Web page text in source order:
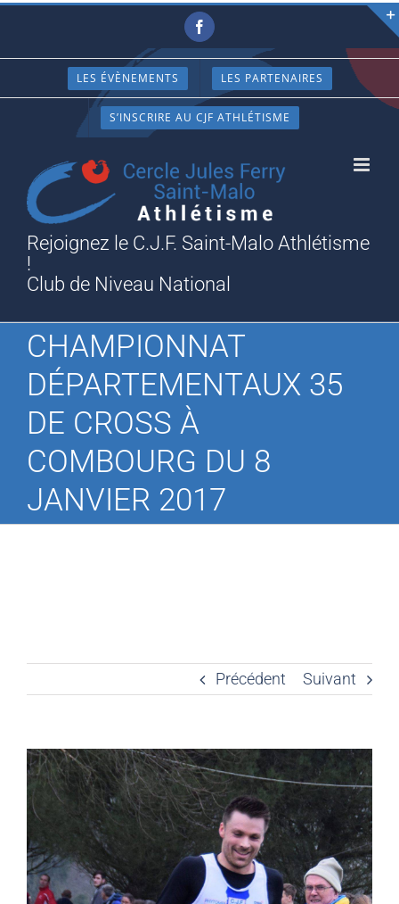
Passer
contenu
Facebook
LES ÉVÈNEMENTS LES PARTENAIRES
S’INSCRIRE AU CJF ATHLÉTISME
Rejoignez le C.J.F. Saint-Malo Athlétisme
!
Club de Niveau National
CHAMPIONNAT
DÉPARTEMENTAUX 35
DE CROSS À
COMBOURG DU 8
JANVIER 2017
Précédent Suivant